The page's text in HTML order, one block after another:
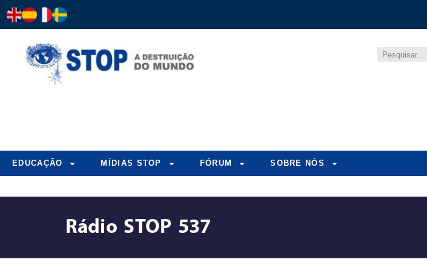
EDUCAÇÃO MÍDIAS STOP FÓRUM SOBRE NÓS
Rádio STOP 537